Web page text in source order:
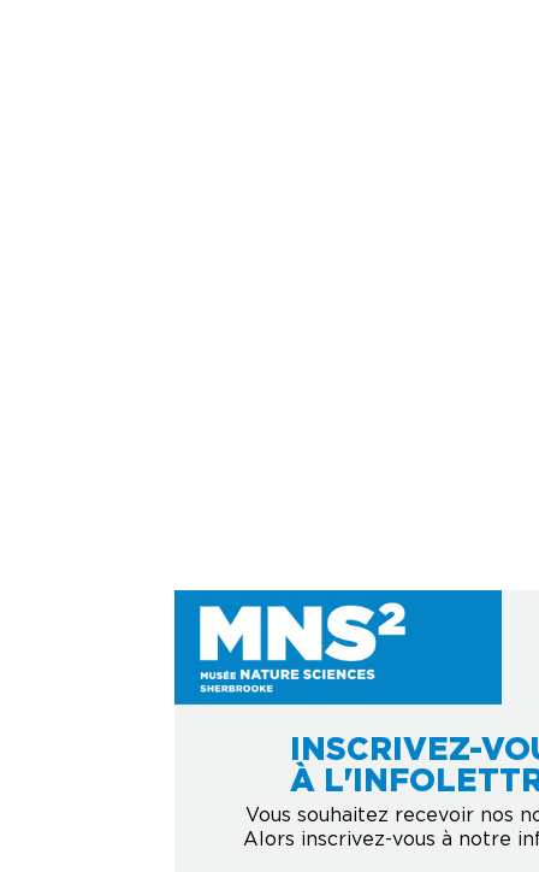
INSCRIVEZ-
À
Vous souhaitez recevoir nos
Alors inscrivez-vous à notre